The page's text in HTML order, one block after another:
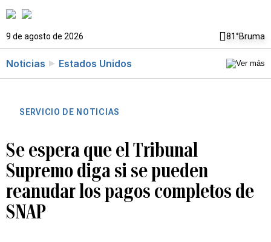
9 de agosto de 2026 81°Bruma
Noticias Estados Unidos
SERVICIO DE NOTICIAS
Se espera que el Tribunal
Supremo diga si se pueden
reanudar los pagos completos de
SNAP